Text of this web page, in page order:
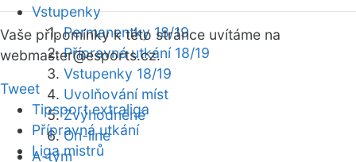
Vstupenky
Permanentky 18/19
Přípravná utkání 18/19
Vstupenky 18/19
Uvolňování míst
Zvýhodněné
On-line
A-tým
Vaše připomínky k této stránce uvítáme na
webmaster@esports.cz.
Tweet
Tipsport extraliga
Přípravná utkání
Liga mistrů